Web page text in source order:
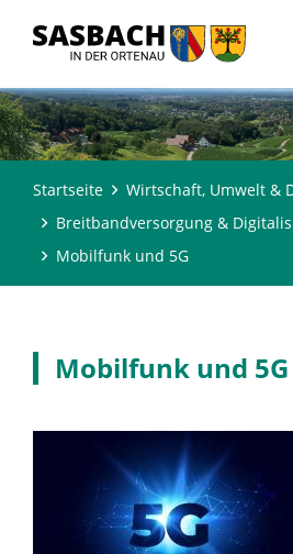
Startseite
Wirtschaft, Umwelt &
Breitbandversorgung &
Mobilfunk und 5G
Mobilfunk und 5G